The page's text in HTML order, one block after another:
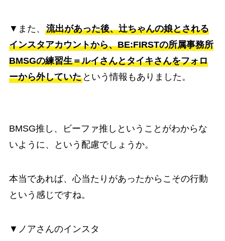
▼また、 流出があった後、辻ちゃんの娘とされる
インスタアカウントから、BE:FIRSTの所属事務所
BMSGの練習生＝ルイさんとタイキさんをフォロ
ーから外していたという情報もありました。
BMSG推し、ビーファ推しということがわからな
いように、という配慮でしょうか。
本当であれば、心当たりがあったからこその行動
という感じですね。
▼ノアさんのインスタ